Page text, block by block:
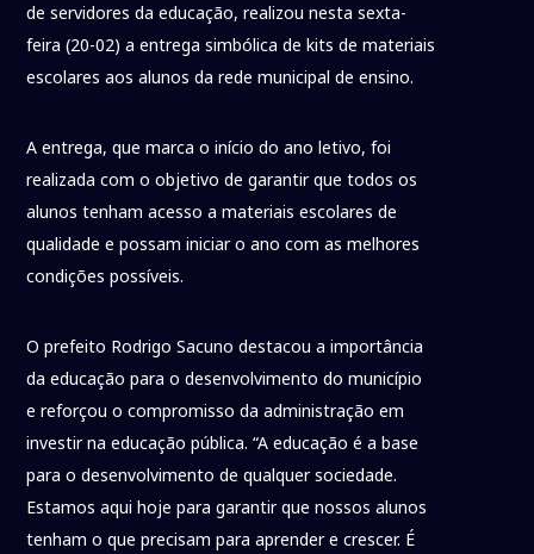
de servidores da educação, realizou nesta sexta-
feira (20-02) a entrega simbólica de kits de materiais
escolares aos alunos da rede municipal de ensino.
A entrega, que marca o início do ano letivo, foi
realizada com o objetivo de garantir que todos os
alunos tenham acesso a materiais escolares de
qualidade e possam iniciar o ano com as melhores
condições possíveis.
O prefeito Rodrigo Sacuno destacou a importância
da educação para o desenvolvimento do município
e reforçou o compromisso da administração em
investir na educação pública. “A educação é a base
para o desenvolvimento de qualquer sociedade.
Estamos aqui hoje para garantir que nossos alunos
tenham o que precisam para aprender e crescer. É